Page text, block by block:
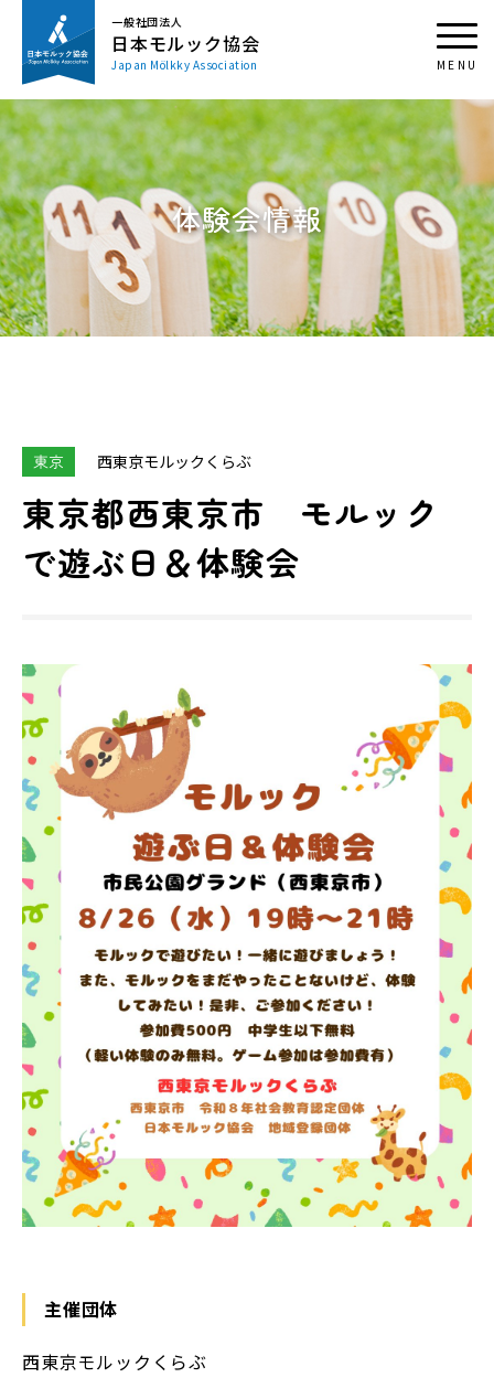
一般社団法人
日本モルック協会
Japan Mölkky Association
体験会情報
東京 ⻄東京モルックくらぶ
東京都西東京市 モルック
で遊ぶ日＆体験会
主催団体
⻄東京モルックくらぶ